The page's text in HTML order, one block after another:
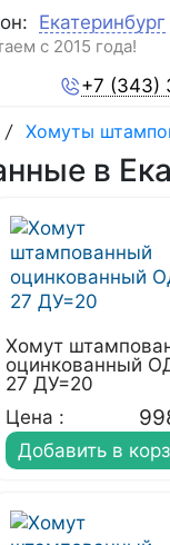
Екатеринбург
с 2015 года!
+7 (343)
/ Хомуты
в
Хомут
оцинкованный
27 ДУ=20
Цена :
Добавить в